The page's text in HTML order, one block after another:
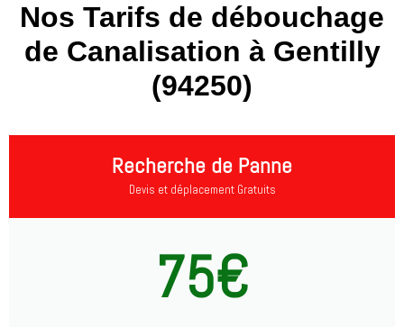
Nos Tarifs de débouchage
de Canalisation à Gentilly
(94250)
Recherche de Panne
Devis et déplacement Gratuits
75€